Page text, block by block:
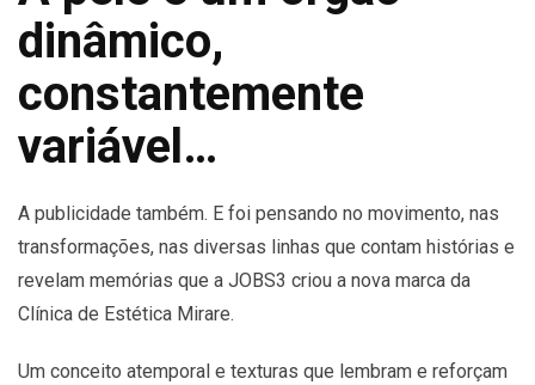
dinâmico,
constantemente
variável…
A publicidade também. E foi pensando no movimento, nas
transformações, nas diversas linhas que contam histórias e
revelam memórias que a JOBS3 criou a nova marca da
Clínica de Estética Mirare.
Um conceito atemporal e texturas que lembram e reforçam